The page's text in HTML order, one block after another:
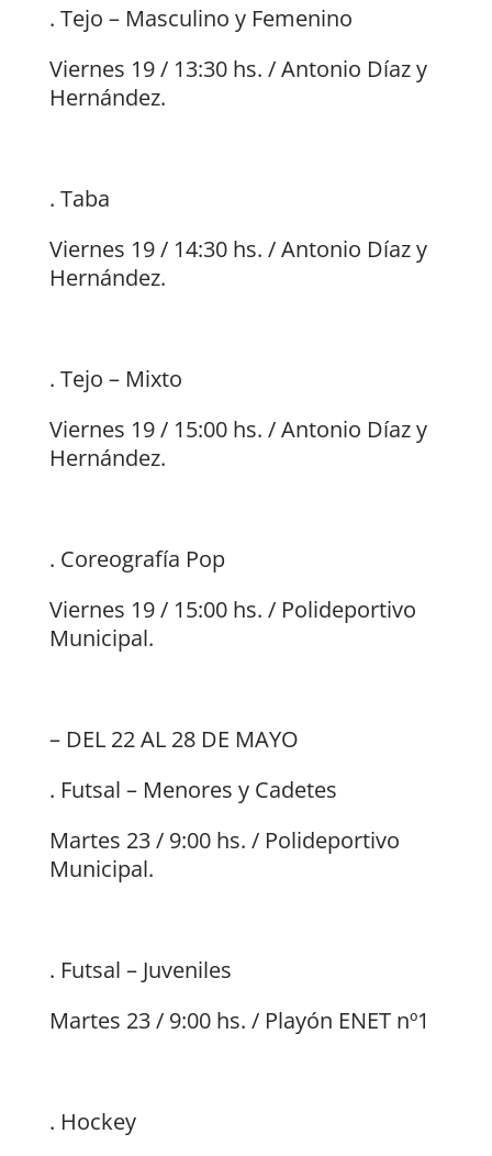
. Tejo – Masculino y Femenino
Viernes 19 / 13:30 hs. / Antonio Díaz y
Hernández.
. Taba
Viernes 19 / 14:30 hs. / Antonio Díaz y
Hernández.
. Tejo – Mixto
Viernes 19 / 15:00 hs. / Antonio Díaz y
Hernández.
. Coreografía Pop
Viernes 19 / 15:00 hs. / Polideportivo
Municipal.
– DEL 22 AL 28 DE MAYO
. Futsal – Menores y Cadetes
Martes 23 / 9:00 hs. / Polideportivo
Municipal.
. Futsal – Juveniles
Martes 23 / 9:00 hs. / Playón ENET nº1
. Hockey